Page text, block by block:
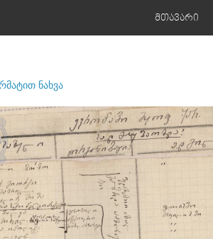
მთავარი
ნახვა